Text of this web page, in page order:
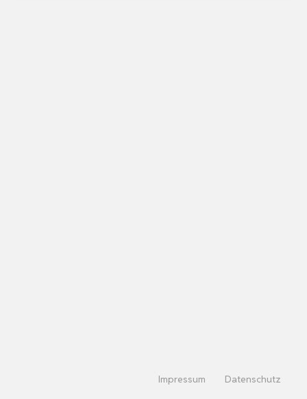
Impressum Datenschutz